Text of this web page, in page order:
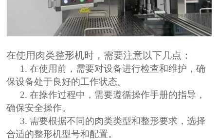
在使用肉类整形机时，需要注意以下几点：
1. 在使用前，需要对设备进行检查和维护，确
保设备处于良好的工作状态。
2. 在操作过程中，需要遵循操作手册的指导，
确保安全操作。
3. 需要根据不同的肉类类型和整形要求，选择
合适的整形机型号和配置。